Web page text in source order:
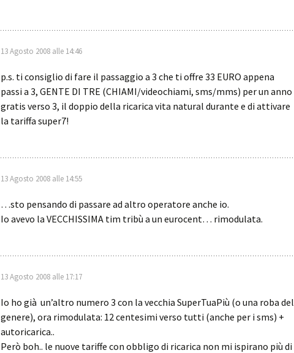
13 Agosto 2008 alle 14:46
p.s. ti consiglio di fare il passaggio a 3 che ti offre 33 EURO appena
passi a 3, GENTE DI TRE (CHIAMI/videochiami, sms/mms) per un anno
gratis verso 3, il doppio della ricarica vita natural durante e di attivare
la tariffa super7!
13 Agosto 2008 alle 14:55
…sto pensando di passare ad altro operatore anche io.
Io avevo la VECCHISSIMA tim tribù a un eurocent… rimodulata.
13 Agosto 2008 alle 17:17
Io ho già un’altro numero 3 con la vecchia SuperTuaPiù (o una roba del
genere), ora rimodulata: 12 centesimi verso tutti (anche per i sms) +
autoricarica..
Però boh.. le nuove tariffe con obbligo di ricarica non mi ispirano più di